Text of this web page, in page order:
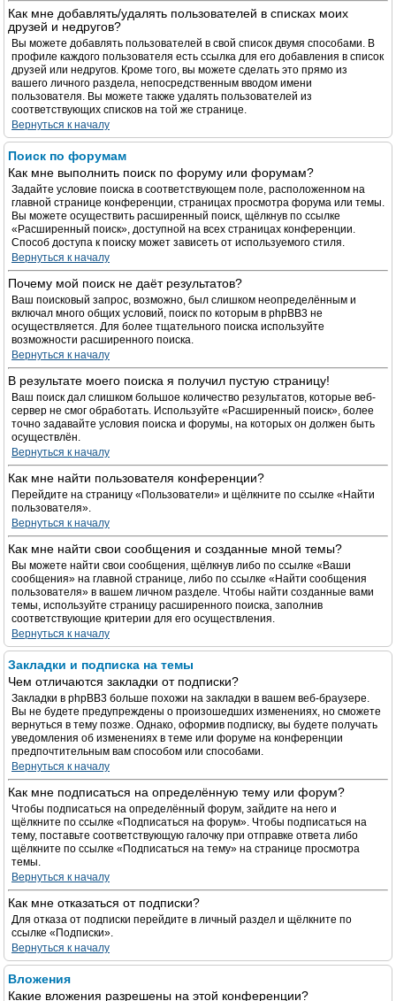
Как мне добавлять/удалять пользователей в списках моих
друзей и недругов?
Вы можете добавлять пользователей в свой список двумя способами. В
профиле каждого пользователя есть ссылка для его добавления в список
друзей или недругов. Кроме того, вы можете сделать это прямо из
вашего личного раздела, непосредственным вводом имени
пользователя. Вы можете также удалять пользователей из
соответствующих списков на той же странице.
Вернуться к началу
Поиск по форумам
Как мне выполнить поиск по форуму или форумам?
Задайте условие поиска в соответствующем поле, расположенном на
главной странице конференции, страницах просмотра форума или темы.
Вы можете осуществить расширенный поиск, щёлкнув по ссылке
«Расширенный поиск», доступной на всех страницах конференции.
Способ доступа к поиску может зависеть от используемого стиля.
Вернуться к началу
Почему мой поиск не даёт результатов?
Ваш поисковый запрос, возможно, был слишком неопределённым и
включал много общих условий, поиск по которым в phpBB3 не
осуществляется. Для более тщательного поиска используйте
возможности расширенного поиска.
Вернуться к началу
В результате моего поиска я получил пустую страницу!
Ваш поиск дал слишком большое количество результатов, которые веб-
сервер не смог обработать. Используйте «Расширенный поиск», более
точно задавайте условия поиска и форумы, на которых он должен быть
осуществлён.
Вернуться к началу
Как мне найти пользователя конференции?
Перейдите на страницу «Пользователи» и щёлкните по ссылке «Найти
пользователя».
Вернуться к началу
Как мне найти свои сообщения и созданные мной темы?
Вы можете найти свои сообщения, щёлкнув либо по ссылке «Ваши
сообщения» на главной странице, либо по ссылке «Найти сообщения
пользователя» в вашем личном разделе. Чтобы найти созданные вами
темы, используйте страницу расширенного поиска, заполнив
соответствующие критерии для его осуществления.
Вернуться к началу
Закладки и подписка на темы
Чем отличаются закладки от подписки?
Закладки в phpBB3 больше похожи на закладки в вашем веб-браузере.
Вы не будете предупреждены о произошедших изменениях, но сможете
вернуться в тему позже. Однако, оформив подписку, вы будете получать
уведомления об изменениях в теме или форуме на конференции
предпочтительным вам способом или способами.
Вернуться к началу
Как мне подписаться на определённую тему или форум?
Чтобы подписаться на определённый форум, зайдите на него и
щёлкните по ссылке «Подписаться на форум». Чтобы подписаться на
тему, поставьте соответствующую галочку при отправке ответа либо
щёлкните по ссылке «Подписаться на тему» на странице просмотра
темы.
Вернуться к началу
Как мне отказаться от подписки?
Для отказа от подписки перейдите в личный раздел и щёлкните по
ссылке «Подписки».
Вернуться к началу
Вложения
Какие вложения разрешены на этой конференции?